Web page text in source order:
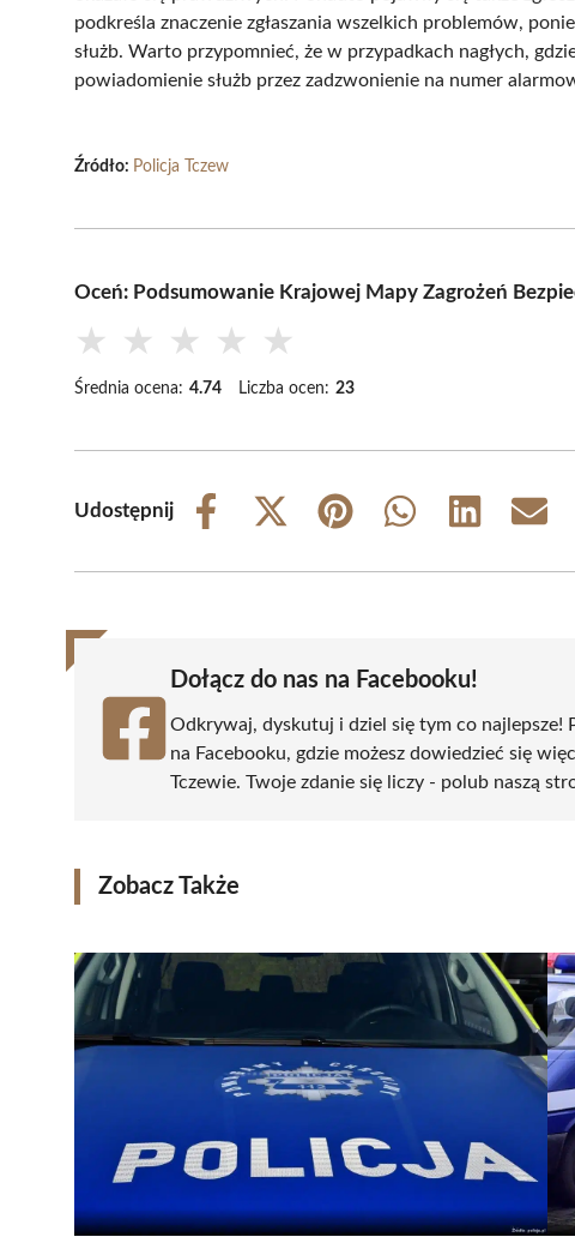
podkreśla znaczenie zgłaszania wszelkich problemów,
służb. Warto przypomnieć, że w przypadkach nagłych,
powiadomienie służb przez zadzwonienie na numer
Źródło: Policja Tczew
Oceń: Podsumowanie Krajowej Mapy Zagrożeń
★ ★ ★ ★ ★
Średnia ocena: 4.74 Liczba ocen: 23
Udostępnij
Share
Share
(Twitter)
Share
Share
Share
Share
Dołącz do nas na Facebooku!
Odkrywaj, dyskutuj i dziel się tym co najlepsze!
na Facebooku, gdzie możesz dowiedzieć się
Tczewie. Twoje zdanie się liczy - polub naszą
Zobacz Także